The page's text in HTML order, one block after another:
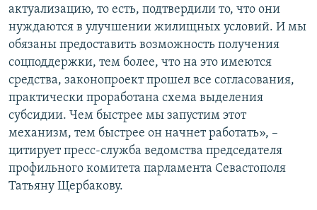
актуализацию, то есть, подтвердили то, что они
нуждаются в улучшении жилищных условий. И мы
обязаны предоставить возможность получения
соцподдержки, тем более, что на это имеются
средства, законопроект прошел все согласования,
практически проработана схема выделения
субсидии. Чем быстрее мы запустим этот
механизм, тем быстрее он начнет работать», –
цитирует пресс-служба ведомства председателя
профильного комитета парламента Севастополя
Татьяну Щербакову.